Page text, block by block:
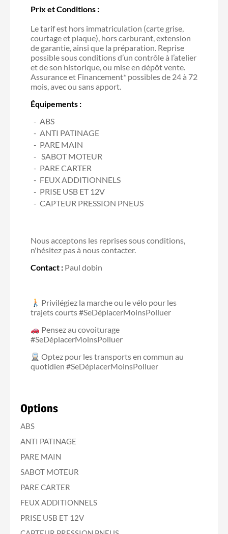
Prix et Conditions :
Le tarif est hors immatriculation (carte grise,
courtage et plaque), hors carburant, extension
de garantie, ainsi que la préparation. Reprise
possible sous conditions d’un contrôle à l’atelier
et de son historique, ou mise en dépôt vente.
Assurance et Financement* possibles de 24 à 72
mois, avec ou sans apport.
Équipements :
ABS
ANTI PATINAGE
PARE MAIN
SABOT MOTEUR
PARE CARTER
FEUX ADDITIONNELS
PRISE USB ET 12V
CAPTEUR PRESSION PNEUS
Nous acceptons les reprises sous conditions,
n'hésitez pas à nous contacter.
Contact : Paul dobin
Privilégiez la marche ou le vélo pour les
trajets courts #SeDéplacerMoinsPolluer
Pensez au covoiturage
#SeDéplacerMoinsPolluer
Optez pour les transports en commun au
quotidien #SeDéplacerMoinsPolluer
Options
ABS
ANTI PATINAGE
PARE MAIN
SABOT MOTEUR
PARE CARTER
FEUX ADDITIONNELS
PRISE USB ET 12V